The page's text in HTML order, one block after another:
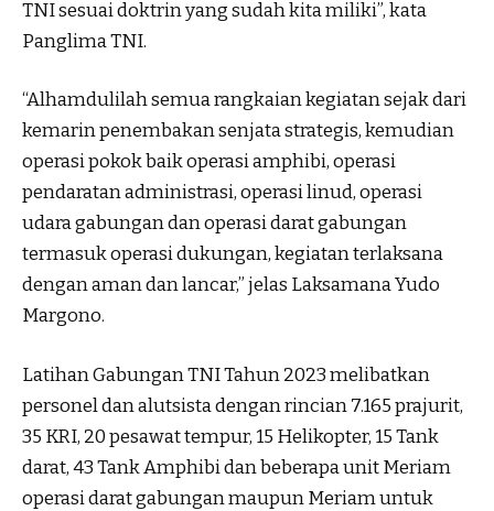
TNI sesuai doktrin yang sudah kita miliki”, kata
Panglima TNI.
“Alhamdulilah semua rangkaian kegiatan sejak dari
kemarin penembakan senjata strategis, kemudian
operasi pokok baik operasi amphibi, operasi
pendaratan administrasi, operasi linud, operasi
udara gabungan dan operasi darat gabungan
termasuk operasi dukungan, kegiatan terlaksana
dengan aman dan lancar,” jelas Laksamana Yudo
Margono.
Latihan Gabungan TNI Tahun 2023 melibatkan
personel dan alutsista dengan rincian 7.165 prajurit,
35 KRI, 20 pesawat tempur, 15 Helikopter, 15 Tank
darat, 43 Tank Amphibi dan beberapa unit Meriam
operasi darat gabungan maupun Meriam untuk